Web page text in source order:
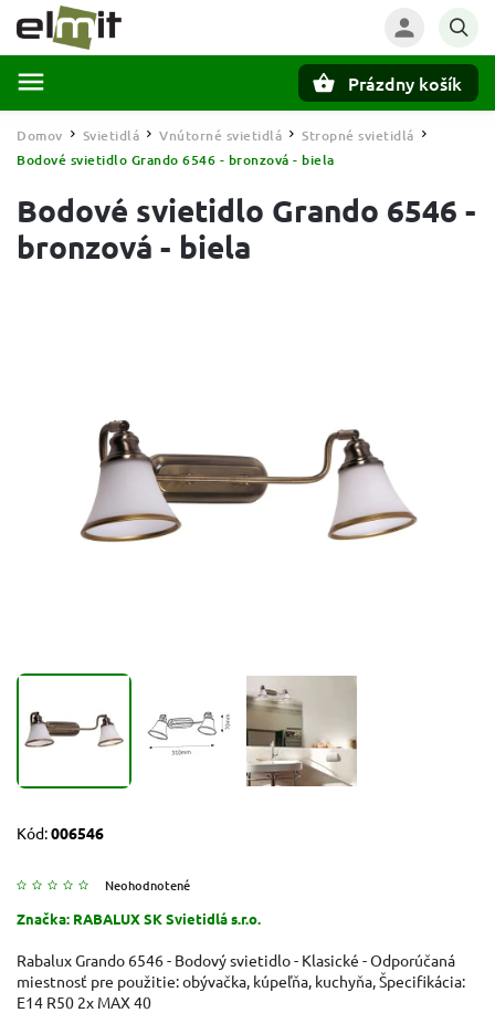
Prázdny košík
Domov / Svietidlá / Vnútorné svietidlá / Stropné svietidlá /
Bodové svietidlo Grando 6546 - bronzová - biela
Bodové svietidlo Grando 6546 -
bronzová - biela
Kód:006546
Neohodnotené
Značka: RABALUX SK Svietidlá s.r.o.
Rabalux Grando 6546 - Bodový svietidlo - Klasické - Odporúčaná
miestnosť pre použitie: obývačka, kúpeľňa, kuchyňa, Špecifikácia:
E14 R50 2x MAX 40